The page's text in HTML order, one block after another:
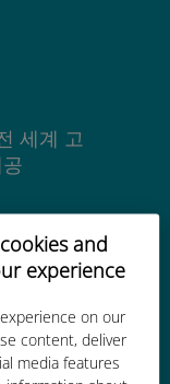
and
experience
on our
content, deliver
media features
세계 고
최대